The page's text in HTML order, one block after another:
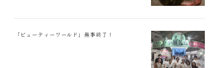
「ビューティーワールド」無事終了！